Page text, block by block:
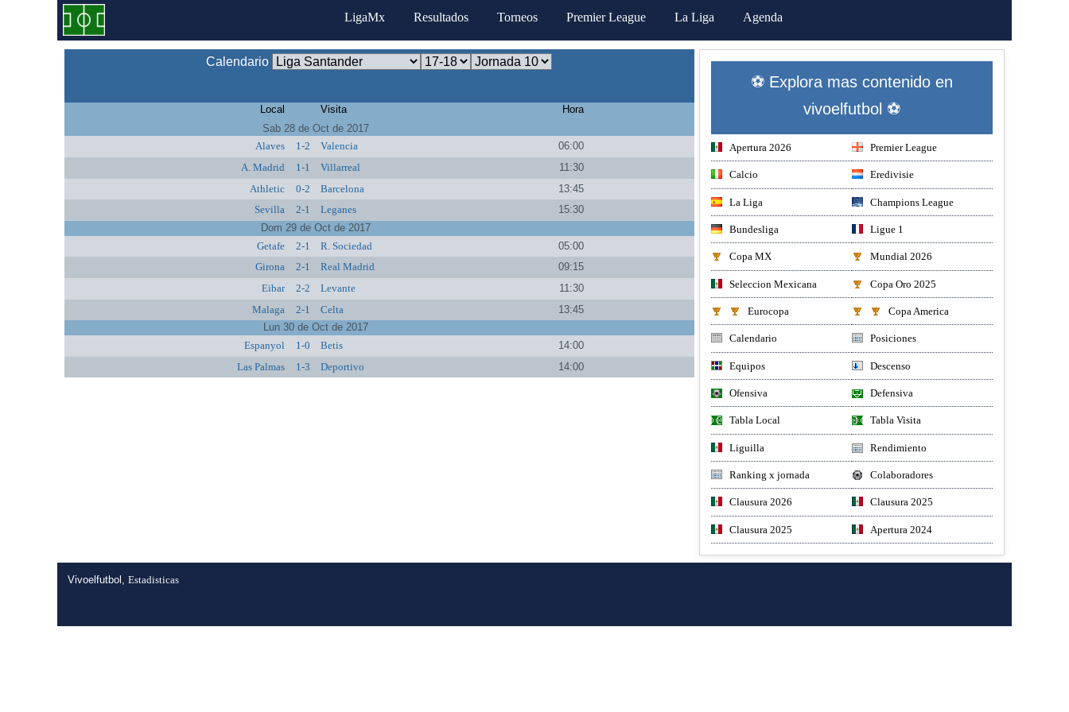
LigaMx Resultados Torneos Premier League La Liga Agenda
Calendario
Local Visita
Hora
Sab 28 de Oct de 2017
Alaves
1-2 Valencia
06:00
A. Madrid
1-1 Villarreal
11:30
Athletic
0-2 Barcelona
13:45
Sevilla
2-1 Leganes
15:30
Dom 29 de Oct de 2017
Getafe
2-1 R. Sociedad
05:00
Girona
2-1 Real Madrid
09:15
Eibar
2-2 Levante
11:30
Malaga
2-1 Celta
13:45
Lun 30 de Oct de 2017
Espanyol
1-0 Betis
14:00
Las Palmas
1-3 Deportivo 14:00
⚽ Explora mas contenido en
vivoelfutbol ⚽
Apertura 2026 Premier League
Calcio Eredivisie
La Liga Champions League
Bundesliga Ligue 1
Copa MX Mundial 2026
Seleccion Mexicana Copa Oro 2025
Eurocopa Copa America
Calendario Posiciones
Equipos Descenso
Ofensiva Defensiva
Tabla Local Tabla Visita
Liguilla Rendimiento
Ranking x jornada Colaboradores
Clausura 2026 Clausura 2025
Clausura 2025 Apertura 2024
Vivoelfutbol,Estadisticas